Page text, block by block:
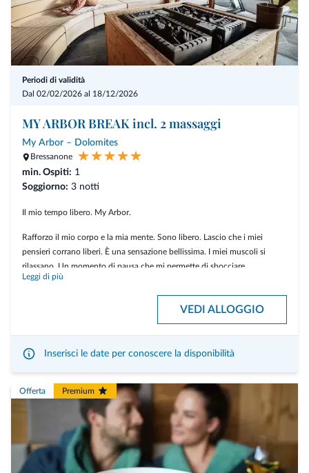
Periodi di validità
Dal 02/02/2026 al 18/12/2026
MY ARBOR BREAK incl. 2 massaggi
My Arbor – Dolomites
Bressanone
min. Ospiti: 1
Soggiorno: 3 notti
Il mio tempo libero. My Arbor.
Rafforzo il mio corpo e la mia mente. Sono libero. Lascio che i miei
pensieri corrano liberi. È una sensazione bellissima. I miei muscoli si
rilassano. Un momento di pausa che mi permette di sbocciare.
Leggi di più
VEDI ALLOGGIO
Inserisci le date per conoscere la disponibilità
Offerta Premium